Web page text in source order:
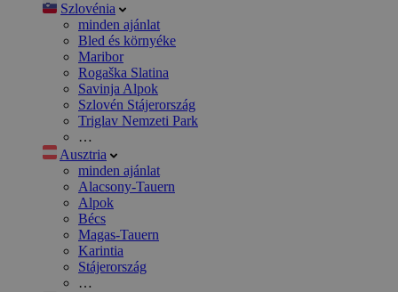
Szlovénia
minden ajánlat
Bled és környéke
Maribor
Rogaška Slatina
Savinja Alpok
Szlovén Stájerország
Triglav Nemzeti Park
…
Ausztria
minden ajánlat
Alacsony-Tauern
Alpok
Bécs
Magas-Tauern
Karintia
Stájerország
…